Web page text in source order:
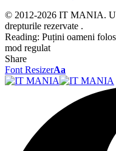
© 2012-2026 IT MANIA.
drepturile rezervate .
Reading: Puțini oameni
mod regulat
Share
Font ResizerAa